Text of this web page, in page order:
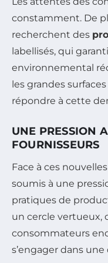
constamment. De
recherchent des
labellisés, qui
environnemental
les grandes
répondre à cette
UNE PRESSION
FOURNISSEURS
Face à ces
soumis à une
pratiques de
un cercle vertueux,
consommateurs
s’engager dans